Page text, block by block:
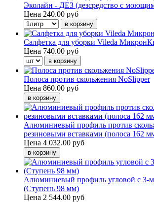
Эколайн - ДЕЗ (дезсредство с
Цена 240.00 руб
Салфетка для уборки Vileda
Цена 740.00 руб
Полоса против скольжения NoSlipper
Цена 860.00 руб
Алюминиевый профиль против
резиновыми вставками (полоса 162
Цена 4 032.00 руб
Алюминиевый профиль угловой с 3-
(Ступень 98 мм)
Цена 2 544.00 руб